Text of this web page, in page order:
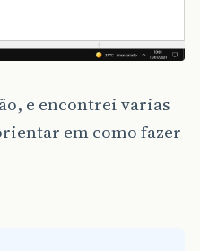
e encontrei varias
em como fazer